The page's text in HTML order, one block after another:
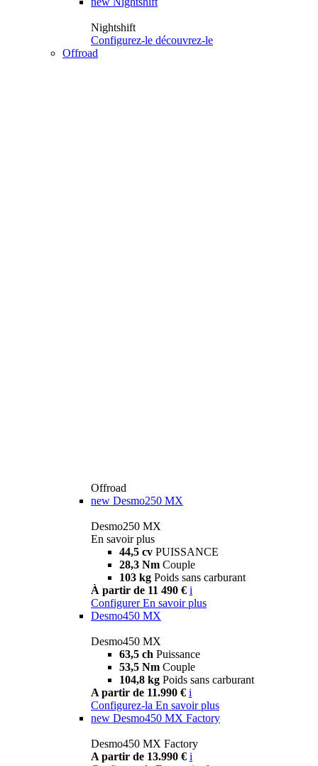
Nightshift
Configurez-le découvrez-le
Offroad
Offroad
new Desmo250 MX
Desmo250 MX
En savoir plus
44,5 cv PUISSANCE
28,3 Nm Couple
103 kg Poids sans carburant
À partir de 11 490 € i
Configurer En savoir plus
Desmo450 MX
Desmo450 MX
63,5 ch Puissance
53,5 Nm Couple
104,8 kg Poids sans carburant
A partir de 11.990 € i
Configurez-la En savoir plus
new Desmo450 MX Factory
Desmo450 MX Factory
A partir de 13.990 € i